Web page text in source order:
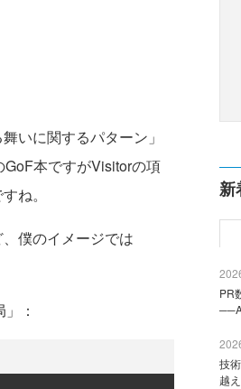
いに関するパターン」
本ですがVisitorの項
ね。
僕のイメージでは
：
新
PR
技
越